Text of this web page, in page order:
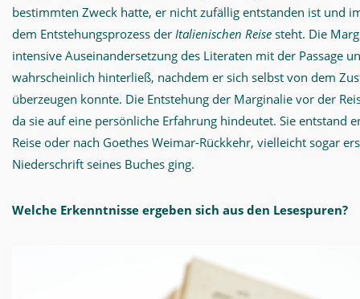
bestimmten Zweck hatte, er nicht zufällig entstanden ist und
dem Entstehungsprozess der Italienischen Reise steht. Die
intensive Auseinandersetzung des Literaten mit der Passage
wahrscheinlich hinterließ, nachdem er sich selbst von dem
überzeugen konnte. Die Entstehung der Marginalie vor der
da sie auf eine persönliche Erfahrung hindeutet. Sie entstand
Reise oder nach Goethes Weimar-Rückkehr, vielleicht sogar
Niederschrift seines Buches ging.
Welche Erkenntnisse ergeben sich aus den Lesespuren?